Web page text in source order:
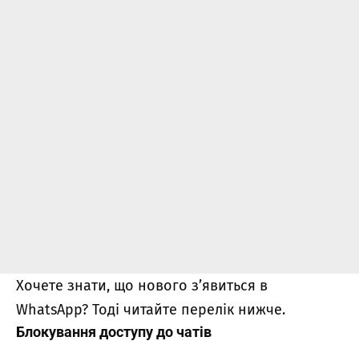
Хочете знати, що нового з’явиться в
WhatsApp? Тоді читайте перелік нижче.
Блокування доступу до чатів